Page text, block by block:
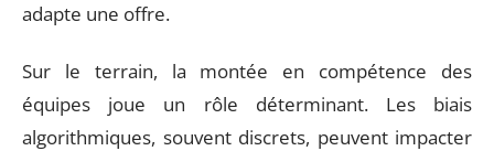
adapte une offre.
Sur le terrain, la montée en compétence des
équipes joue un rôle déterminant. Les biais
algorithmiques, souvent discrets, peuvent impacter